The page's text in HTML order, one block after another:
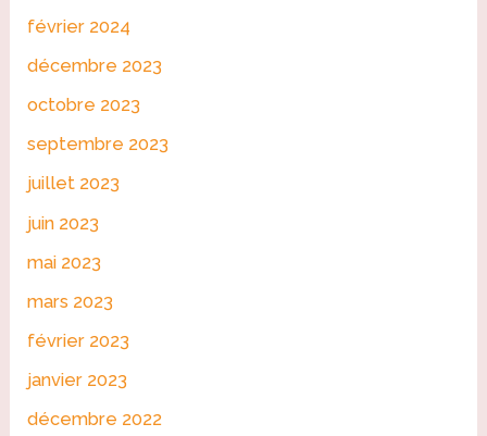
février 2024
décembre 2023
octobre 2023
septembre 2023
juillet 2023
juin 2023
mai 2023
mars 2023
février 2023
janvier 2023
décembre 2022